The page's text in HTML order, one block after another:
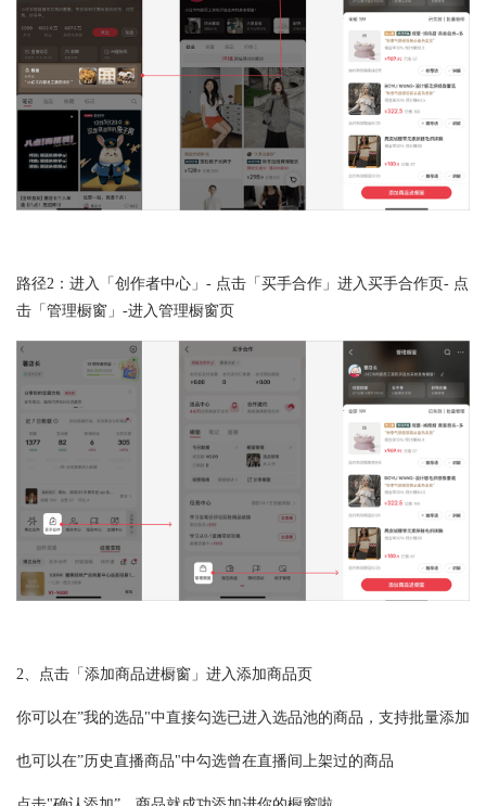
路径2：进入「创作者中心」- 点击「买手合作」进入买手合作页- 点
击「管理橱窗」-进入管理橱窗页
2、点击「添加商品进橱窗」进入添加商品页
你可以在”我的选品"中直接勾选已进入选品池的商品，支持批量添加
也可以在”历史直播商品"中勾选曾在直播间上架过的商品